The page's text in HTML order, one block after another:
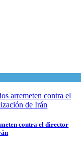
contra el director